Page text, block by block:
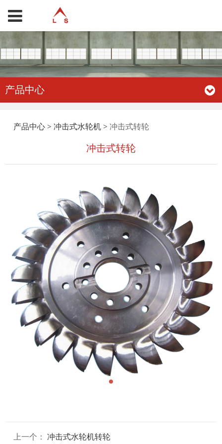
产品中心
冲击式转轮
产品中心> 冲击式水轮机> 冲击式转轮
冲击式转轮
上一个： 冲击式水轮机转轮